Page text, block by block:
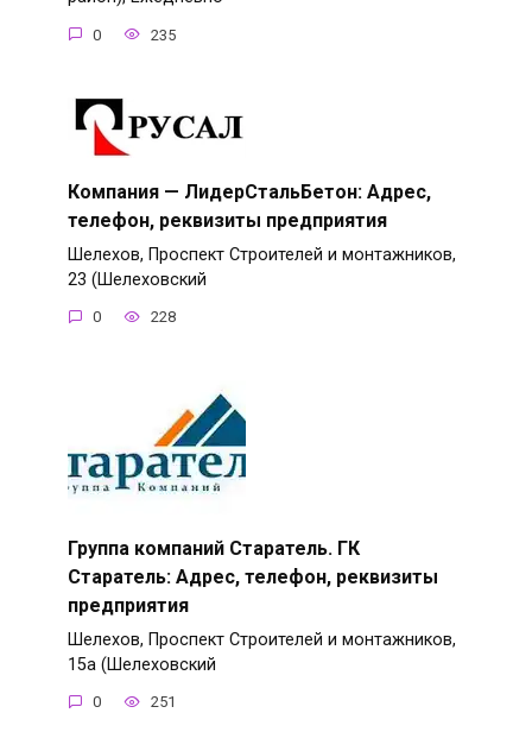
0 235
Компания — ЛидерСтальБетон: Адрес,
телефон, реквизиты предприятия
Шелехов, Проспект Строителей и монтажников,
23 (Шелеховский
0 228
Группа компаний Старатель. ГК
Старатель: Адрес, телефон, реквизиты
предприятия
Шелехов, Проспект Строителей и монтажников,
15а (Шелеховский
0 251